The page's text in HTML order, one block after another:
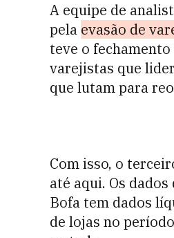
A equipe de
pela evasão de
teve o
varejistas que
que lutam para
Com isso, o
até aqui. Os
Bofa tem dados
de lojas no